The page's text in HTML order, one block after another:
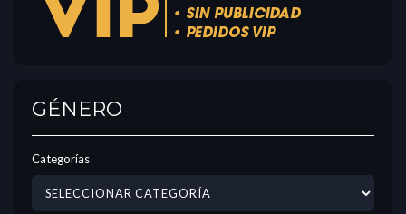
GÉNERO
Categorías